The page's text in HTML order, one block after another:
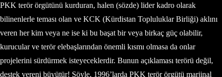
PKK terör örgütünü kurduran, halen (sözde) lider kadro olarak
bilinenlerle teması olan ve KCK (Kürdistan Topluluklar Birliği) aklını
veren her kim veya ne ise ki bu başat bir veya birkaç güç olabilir,
kurucular ve terör elebaşlarından önemli kısmı olmasa da onlar
projelerini sürdürmek isteyeceklerdir. Bunun açıklaması terörü değil,
destek vereni büyütür! Şöyle, 1996’larda PKK terör örgütü marjinal